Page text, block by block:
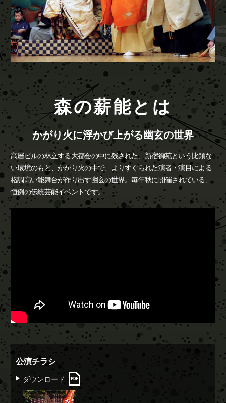
森の薪能とは
かがり火に浮かび上がる幽玄の世界
高層ビルの林立する大都会の中に残された、新宿御苑という比類な
い環境のもと、かがり火の中で、よりすぐられた演者・演目による
格調高い能舞台が作り出す幽玄の世界。毎年秋に開催されている、
恒例の伝統芸能イベントです。
公演チラシ
ダウンロード